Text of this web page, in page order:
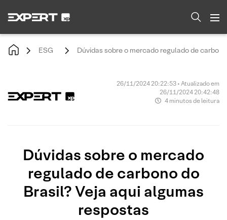
ESG Dúvidas sobre o mercado regulado de
26/11/2024 20:22:53 • Atualizado em
26/11/2024 20:42:48
4 minutos de leitura
Dúvidas sobre o mercado
regulado de carbono do
Brasil? Veja aqui algumas
respostas